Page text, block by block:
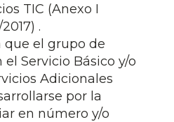
TIC (Anexo I
.
que el grupo de
Servicio Básico y/o
Adicionales
por la
en número y/o